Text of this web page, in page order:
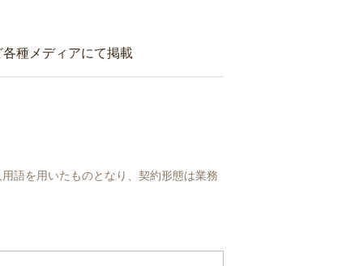
種メディアにて掲載
語を用いたものとなり、契約形態は業務